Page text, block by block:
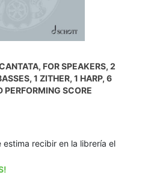
FOR SPEAKERS, 2
1 ZITHER, 1 HARP, 6
PERFORMING SCORE
recibir en la librería el